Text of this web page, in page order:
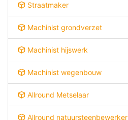
Straatmaker
Machinist grondverzet
Machinist hijswerk
Machinist wegenbouw
Allround Metselaar
Allround natuursteenbewerker